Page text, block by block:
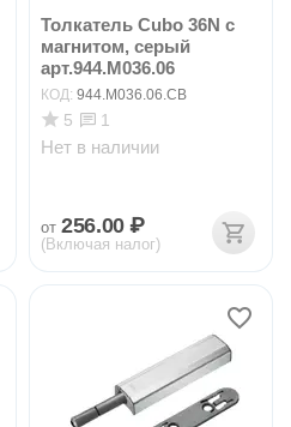
Толкатель Cubo 36N с
магнитом, серый
арт.944.M036.06
КОД: 944.M036.06.CB
5 1
Нет в наличии
от 256.00 ₽
(Включая налог)